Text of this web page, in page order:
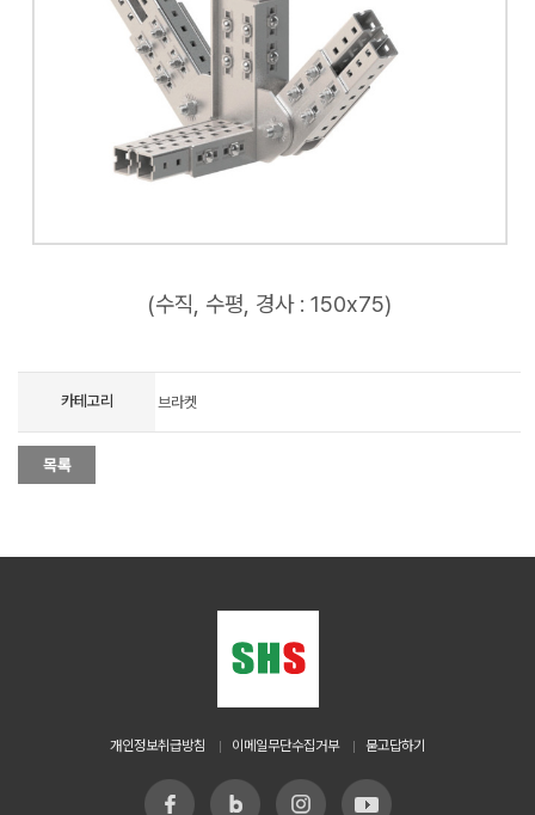
(수직, 수평, 경사 : 150x75)
카테고리 브라켓
개인정보취급방침 이메일무단수집거부 묻고답하기